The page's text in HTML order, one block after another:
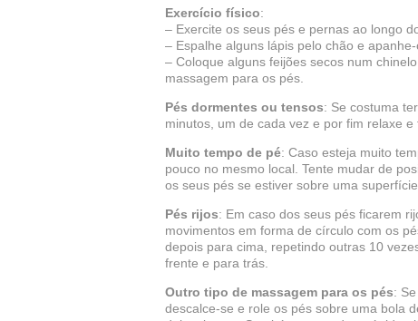
Exercício físico:
– Exercite os seus pés e pernas ao longo
– Espalhe alguns lápis pelo chão e
– Coloque alguns feijões secos num
massagem para os pés.
Pés dormentes ou tensos: Se costuma
minutos, um de cada vez e por fim relaxe
Muito tempo de pé: Caso esteja muito
pouco no mesmo local. Tente mudar de
os seus pés se estiver sobre uma
Pés rijos: Em caso dos seus pés ficarem
movimentos em forma de círculo com os
depois para cima, repetindo outras 10
frente e para trás.
Outro tipo de massagem para os pés:
descalce-se e role os pés sobre uma bola